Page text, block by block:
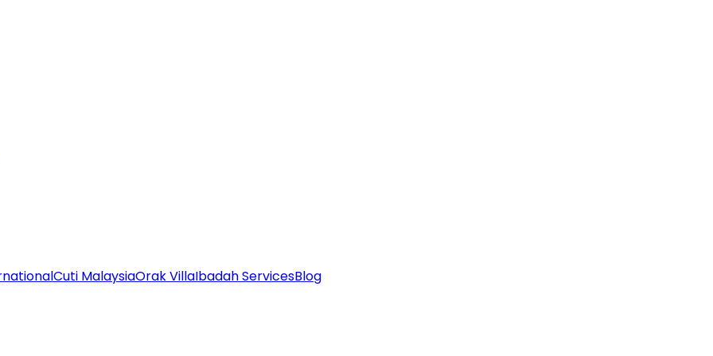
Cuti MalaysiaOrak VillaIbadah ServicesBlog